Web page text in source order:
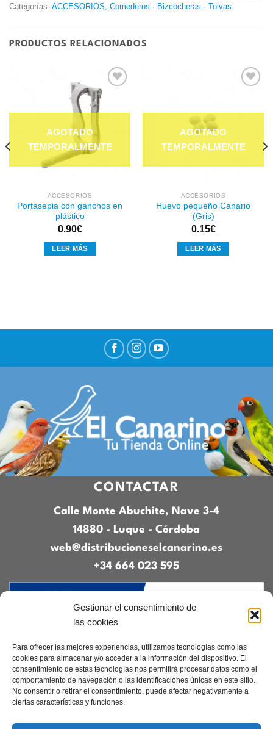
Gestionar el consentimiento de
las cookies
Para ofrecer las mejores experiencias, utilizamos tecnologías como las
cookies para almacenar y/o acceder a la información del dispositivo. El
consentimiento de estas tecnologías nos permitirá procesar datos como el
comportamiento de navegación o las identificaciones únicas en este sitio.
No consentir o retirar el consentimiento, puede afectar negativamente a
ciertas características y funciones.
Categorías: ACCESORIOS, Comederos · Bizcocheras · Tolvas
PRODUCTOS RELACIONADOS
ACCESORIOS
Portasepia con ganchos en
plástico
0.90€
LEER MÁS
ACCESORIOS
Huevo pequeño Canario
(Gris)
0.15€
LEER MÁS
CONTACTAR
Calle Monte Abuchite, Nave 3-4
14880 - Luque - Córdoba
web@distribucioneselcanarino.es
+34 664 023 595
Contacto|Incidencias|Devoluciones|
Condiciones generales
Diseñado porCreacionesDigitales.es